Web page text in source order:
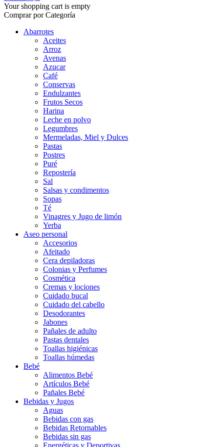
Your shopping cart is empty
Comprar por Categoría
Abarrotes
Aceites
Arroz
Avenas
Azucar
Café
Conservas
Endulzantes
Frutos Secos
Harina
Leche en polvo
Legumbres
Mermeladas, Miel y Dulces
Pastas
Postres
Puré
Repostería
Sal
Salsas y condimentos
Sopas
Té
Vinagres y Jugo de limón
Yerba
Aseo personal
Accesorios
Afeitado
Cera depiladoras
Colonias y Perfumes
Cosmética
Cremas y lociones
Cuidado bucal
Cuidado del cabello
Desodorantes
Jabones
Pañales de adulto
Pastas dentales
Toallas higiénicas
Toallas húmedas
Bebé
Alimentos Bebé
Artículos Bebé
Pañales Bebé
Bebidas y Jugos
Aguas
Bebidas con gas
Bebidas Retornables
Bebidas sin gas
Energéticas y Deportivas